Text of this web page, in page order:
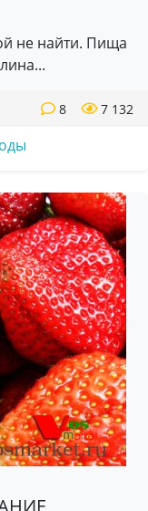
не найти. Пища
7 132
8